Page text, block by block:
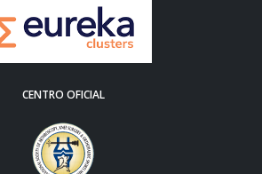
CENTRO OFICIAL